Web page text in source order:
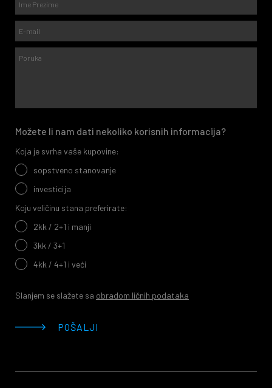
Možete li nam dati nekoliko korisnih informacija?
Koja je svrha vaše kupovine:
sopstveno stanovanje
investicija
Koju veličinu stana preferirate:
2kk / 2+1 i manji
3kk / 3+1
4kk / 4+1 i veći
Slanjem se slažete sa obradom ličnih podataka
POŠALJI